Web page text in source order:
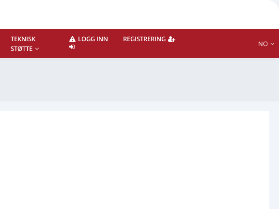
TEKNISK
STØTTE
LOGG INN REGISTRERING
NO